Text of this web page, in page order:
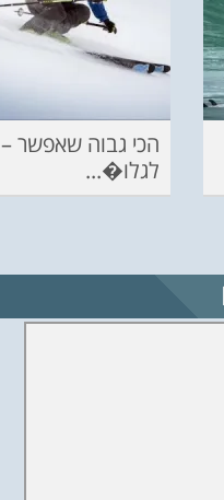
הכי גבוה שאפשר –
לגלו�...